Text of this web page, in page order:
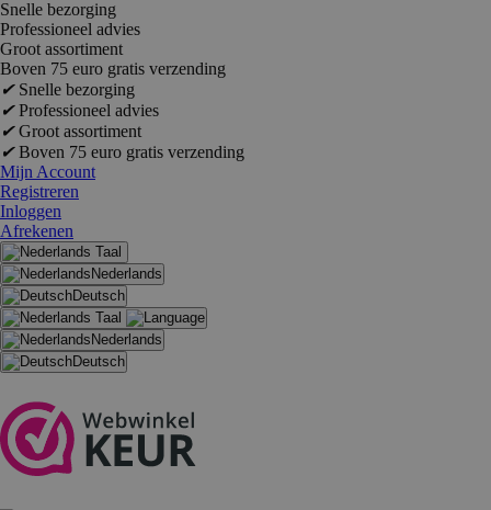
Snelle bezorging
Professioneel advies
Groot assortiment
Boven 75 euro gratis verzending
✔Snelle bezorging
✔Professioneel advies
✔Groot assortiment
✔Boven 75 euro gratis verzending
Mijn Account
Registreren
Inloggen
Afrekenen
Taal
Nederlands
Deutsch
Taal
Nederlands
Deutsch